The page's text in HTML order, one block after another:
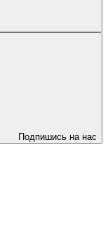
Подпишись на нас